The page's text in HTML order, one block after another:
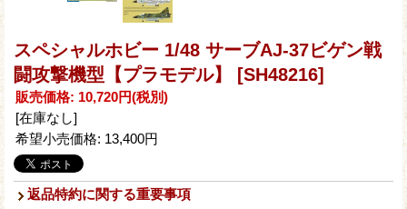
スペシャルホビー 1/48 サーブAJ-37ビゲン戦
闘攻撃機型【プラモデル】
[SH48216]
販売価格: 10,720円(税別)
[在庫なし]
希望小売価格: 13,400円
返品特約に関する重要事項